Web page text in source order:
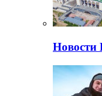
Новости